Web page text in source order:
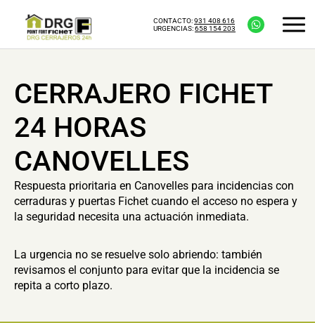
CONTACTO:931 408 616
URGENCIAS:658 154 203
CERRAJERO FICHET
24 HORAS
CANOVELLES
Respuesta prioritaria en Canovelles para incidencias con
cerraduras y puertas Fichet cuando el acceso no espera y
la seguridad necesita una actuación inmediata.
La urgencia no se resuelve solo abriendo: también
revisamos el conjunto para evitar que la incidencia se
repita a corto plazo.